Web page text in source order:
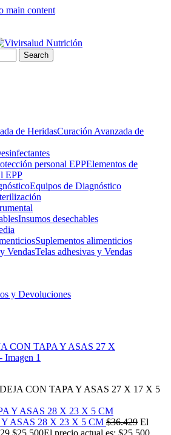
main content
Search
Curación Avanzada de
Elementos de
EPP
Equipos de Diagnóstico
Insumos desechables
Suplementos alimenticios
Telas adhesivas y Vendas
y Devoluciones
CON TAPA Y ASAS 27 X 17 X 5
ASAS 28 X 23 X 5 CM $36.429 El
$25.500El precio actual es: $25.500.